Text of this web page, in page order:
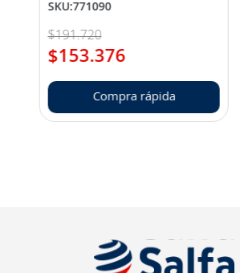
SKU:771090
$191.720
$153.376
Compra rápida